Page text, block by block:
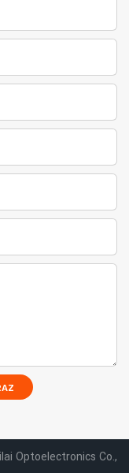
Optoelectronics Co.,